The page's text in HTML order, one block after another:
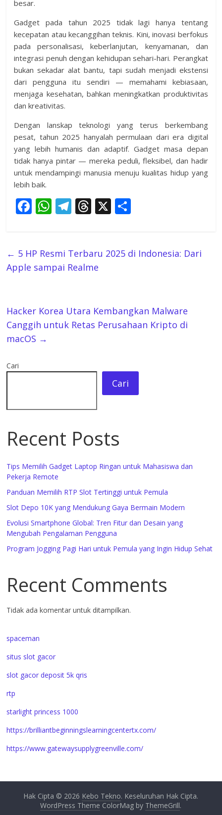
besar.
Gadget pada tahun 2025 tidak lagi hanya tentang
kecepatan atau kecanggihan teknis. Kini, inovasi berfokus
pada personalisasi, keberlanjutan, kenyamanan, dan
integrasi penuh dengan kehidupan sehari-hari. Perangkat
bukan sekadar alat bantu, tapi sudah menjadi ekstensi
dari pengguna itu sendiri — memahami kebiasaan,
menjaga kesehatan, bahkan meningkatkan produktivitas
dan kreativitas.
Dengan lanskap teknologi yang terus berkembang
pesat, tahun 2025 hanyalah permulaan dari era digital
yang lebih humanis dan adaptif. Gadget masa depan
tidak hanya pintar — mereka peduli, fleksibel, dan hadir
untuk mendampingi manusia menuju kualitas hidup yang
lebih baik.
F
ac
b
o
W
h
s
A
T
el
gr
a
T
h
a
d
X
e
← 5 HP Resmi Terbaru 2025 di Indonesia: Dari
Apple sampai Realme
Hacker Korea Utara Kembangkan Malware
Canggih untuk Retas Perusahaan Kripto di
macOS →
Cari
Cari
Recent Posts
Tips Memilih Gadget Laptop Ringan untuk Mahasiswa dan
Pekerja Remote
Panduan Memilih RTP Slot Tertinggi untuk Pemula
Slot Depo 10K yang Mendukung Gaya Bermain Modern
Evolusi Smartphone Global: Tren Fitur dan Desain yang
Mengubah Pengalaman Pengguna
Program Jogging Pagi Hari untuk Pemula yang Ingin Hidup Sehat
Recent Comments
Tidak ada komentar untuk ditampilkan.
spaceman
situs slot gacor
slot gacor deposit 5k qris
rtp
starlight princess 1000
https://brilliantbeginningslearningcentertx.com/
https://www.gatewaysupplygreenville.com/
Hak Cipta © 2026 Kebo Tekno. Keseluruhan Hak Cipta.
WordPress Theme ColorMag by ThemeGrill.